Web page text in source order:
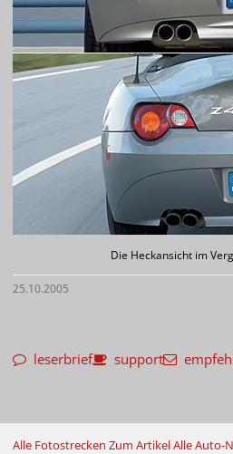
Die Heckansicht im
25.10.2005
leserbrief support
Alle Fotostrecken Zum ArtikelAlle Auto-